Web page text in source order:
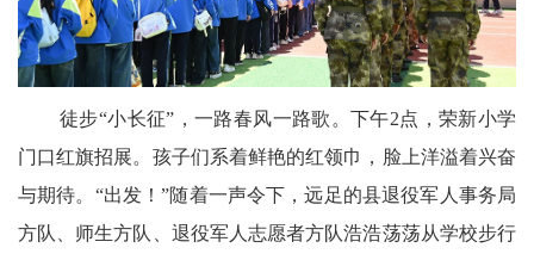
府
银
讯
关
徒步“小长征”，一路春风一路歌。下午2点，荣新小学
门口红旗招展。孩子们系着鲜艳的红领巾，脸上洋溢着兴奋
与期待。“出发！”随着一声令下，远足的县退役军人事务局
方队、师生方队、退役军人志愿者方队浩浩荡荡从学校步行